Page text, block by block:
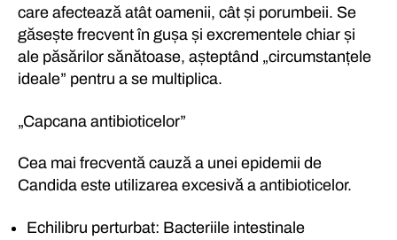
care afectează atât oamenii, cât și porumbeii. Se
găsește frecvent în gușa și excrementele chiar și
ale păsărilor sănătoase, așteptând „circumstanțele
ideale” pentru a se multiplica.
„Capcana antibioticelor”
Cea mai frecventă cauză a unei epidemii de
Candida este utilizarea excesivă a antibioticelor.
Echilibru perturbat: Bacteriile intestinale